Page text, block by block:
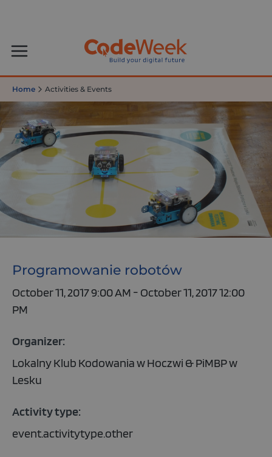
Home Activities & Events
Programowanie robotów
October 11, 2017 9:00 AM - October 11, 2017 12:00
PM
Organizer:
Lokalny Klub Kodowania w Hoczwi & PiMBP w
Lesku
Activity type:
event.activitytype.other